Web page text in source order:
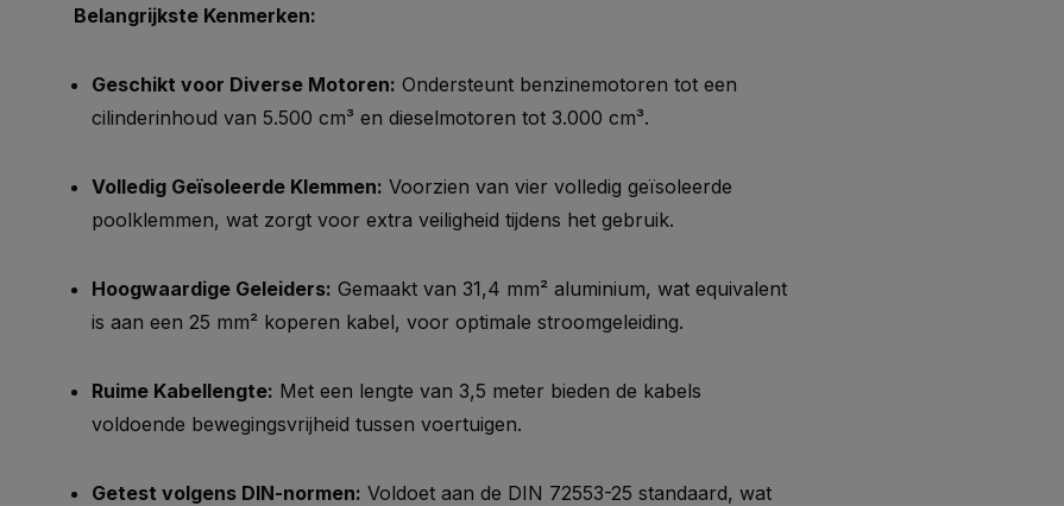
Belangrijkste Kenmerken:
Geschikt voor Diverse Motoren: Ondersteunt benzinemotoren tot een
cilinderinhoud van 5.500 cm³ en dieselmotoren tot 3.000 cm³.
Volledig Geïsoleerde Klemmen: Voorzien van vier volledig geïsoleerde
poolklemmen, wat zorgt voor extra veiligheid tijdens het gebruik.
Hoogwaardige Geleiders: Gemaakt van 31,4 mm² aluminium, wat equivalent
is aan een 25 mm² koperen kabel, voor optimale stroomgeleiding.
Ruime Kabellengte: Met een lengte van 3,5 meter bieden de kabels
voldoende bewegingsvrijheid tussen voertuigen.
Getest volgens DIN-normen: Voldoet aan de DIN 72553-25 standaard, wat